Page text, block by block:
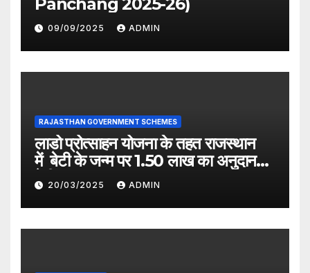
09/09/2025 ADMIN
RAJASTHAN GOVERNMENT SCHEMES
लाडो प्रोत्साहन योजना के तहत राजस्थान
में बेटी के जन्म पर 1.50 लाख का अनुदान
देगी सरकार
20/03/2025 ADMIN